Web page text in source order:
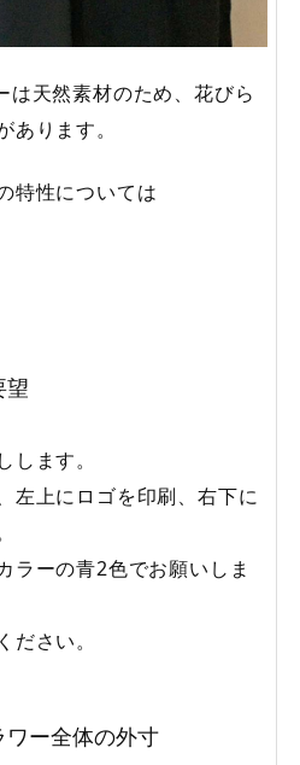
天然素材のため、花びら
あります。
特性については
望
ます。
左上にロゴを印刷、右下に
ラーの青2色でお願いしま
さい。
ー全体の外寸